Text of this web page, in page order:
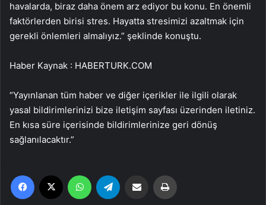
havalarda, biraz daha önem arz ediyor bu konu. En önemli
faktörlerden birisi stres. Hayatta stresimizi azaltmak için
gerekli önlemleri almalıyız.” şeklinde konuştu.
Haber Kaynak : HABERTURK.COM
“Yayınlanan tüm haber ve diğer içerikler ile ilgili olarak
yasal bildirimlerinizi bize iletişim sayfası üzerinden iletiniz.
En kısa süre içerisinde bildirimlerinize geri dönüş
sağlanılacaktır.”
Facebook WhatsApp Email'den paylaş